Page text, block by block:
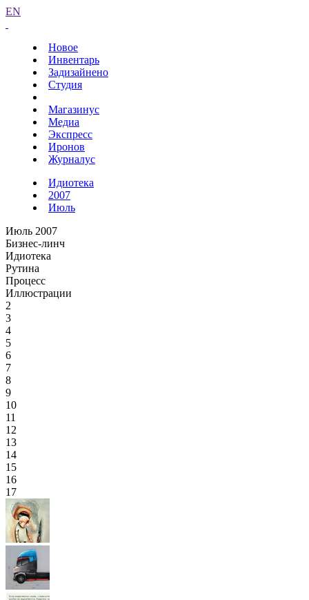
EN
Новое
Инвентарь
Задизайнено
Студия
Магазинус
Медиа
Экспресс
Иронов
Журналус
Идиотека
2007
Июль
Июль 2007
Бизнес-линч
Идиотека
Рутина
Процесс
Иллюстрации
2
3
4
5
6
7
8
9
10
11
12
13
14
15
16
17